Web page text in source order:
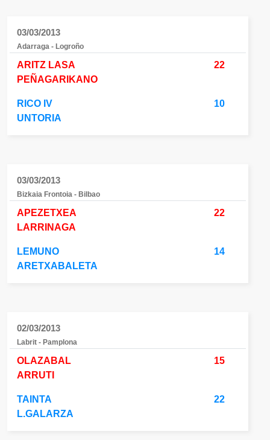
03/03/2013
Adarraga - Logroño
ARITZ LASA
PEÑAGARIKANO
22
RICO IV
UNTORIA
10
03/03/2013
Bizkaia Frontoia - Bilbao
APEZETXEA
LARRINAGA
22
LEMUNO
ARETXABALETA
14
02/03/2013
Labrit - Pamplona
OLAZABAL
ARRUTI
15
TAINTA
L.GALARZA
22